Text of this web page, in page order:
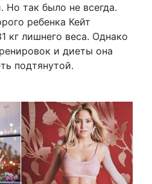
Но так было не всегда.
ребенка Кейт
кг лишнего веса. Однако
и диеты она
подтянутой.